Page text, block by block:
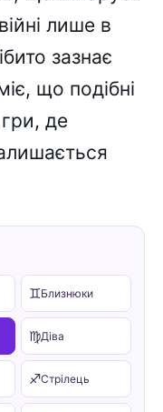
лише в
зазнає
що подібні
де
♊Близнюки
♍Діва
♐Стрілець